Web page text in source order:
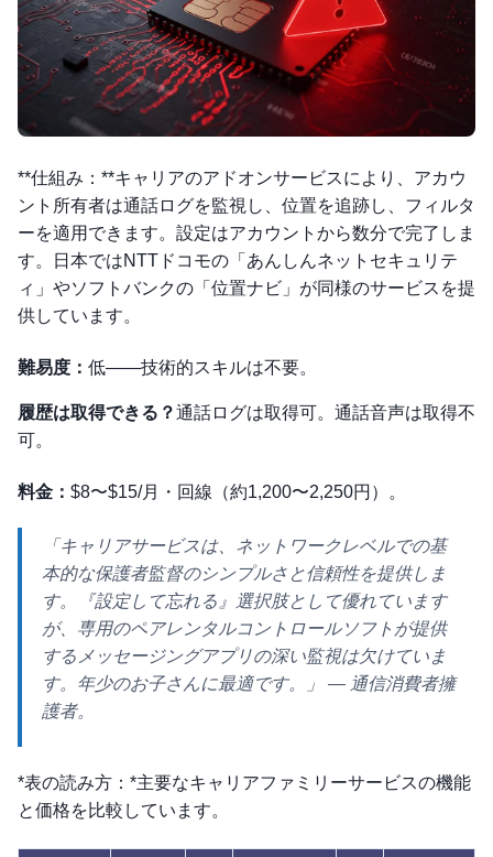
**仕組み：**キャリアのアドオンサービスにより、アカウ
ント所有者は通話ログを監視し、位置を追跡し、フィルタ
ーを適用できます。設定はアカウントから数分で完了しま
す。日本ではNTTドコモの「あんしんネットセキュリテ
ィ」やソフトバンクの「位置ナビ」が同様のサービスを提
供しています。
難易度： 低——技術的スキルは不要。
履歴は取得できる？通話ログは取得可。通話音声は取得不
可。
料金： $8〜$15/月・回線（約1,200〜2,250円）。
「キャリアサービスは、ネットワークレベルでの基
本的な保護者監督のシンプルさと信頼性を提供しま
す。『設定して忘れる』選択肢として優れています
が、専用のペアレンタルコントロールソフトが提供
するメッセージングアプリの深い監視は欠けていま
す。年少のお子さんに最適です。」
— 通信消費者擁
護者。
*表の読み方：*主要なキャリアファミリーサービスの機能
と価格を比較しています。